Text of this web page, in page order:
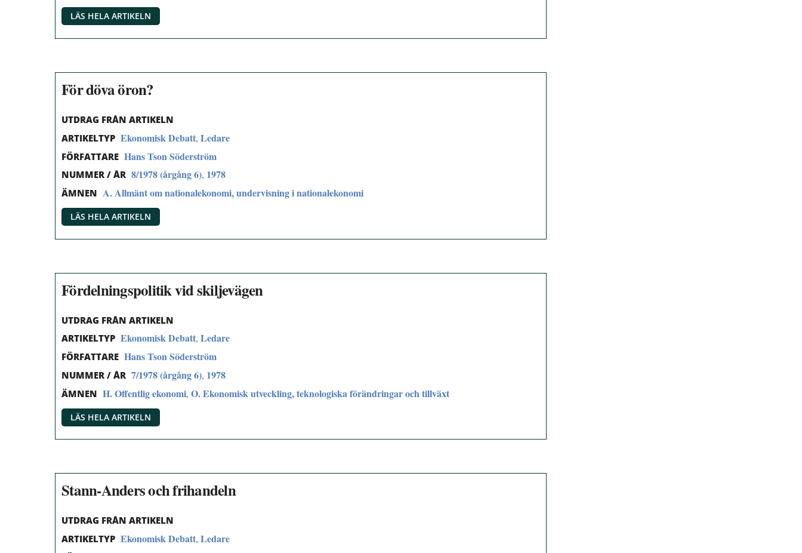
LÄS HELA ARTIKELN
För döva öron?
UTDRAG FRÅN ARTIKELN
ARTIKELTYP Ekonomisk Debatt, Ledare
FÖRFATTARE Hans Tson Söderström
NUMMER / ÅR 8/1978 (årgång 6), 1978
ÄMNEN A. Allmänt om nationalekonomi, undervisning i nationalekonomi
LÄS HELA ARTIKELN
Fördelningspolitik vid skiljevägen
UTDRAG FRÅN ARTIKELN
ARTIKELTYP Ekonomisk Debatt, Ledare
FÖRFATTARE Hans Tson Söderström
NUMMER / ÅR 7/1978 (årgång 6), 1978
ÄMNEN H. Offentlig ekonomi, O. Ekonomisk utveckling, teknologiska förändringar och tillväxt
LÄS HELA ARTIKELN
Stann-Anders och frihandeln
UTDRAG FRÅN ARTIKELN
ARTIKELTYP Ekonomisk Debatt, Ledare